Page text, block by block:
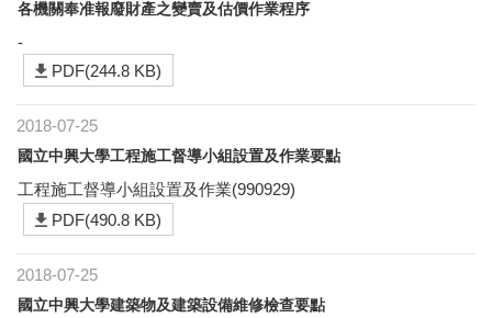
各機關奉准報廢財產之變賣及估價作業程序
-
PDF(244.8 KB)
2018-07-25
國立中興大學工程施工督導小組設置及作業要點
工程施工督導小組設置及作業(990929)
PDF(490.8 KB)
2018-07-25
國立中興大學建築物及建築設備維修檢查要點